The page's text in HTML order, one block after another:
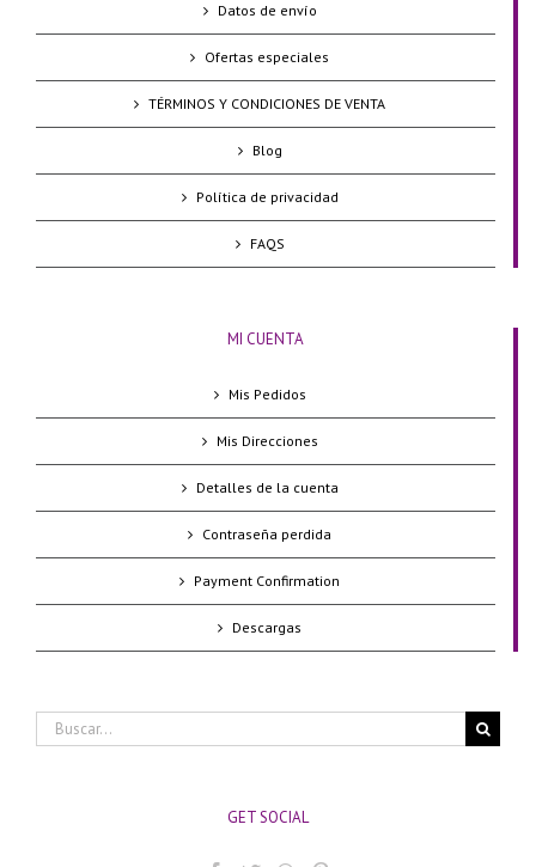
Datos de envío
Ofertas especiales
TÉRMINOS Y CONDICIONES DE VENTA
Blog
Política de privacidad
FAQS
MI CUENTA
Mis Pedidos
Mis Direcciones
Detalles de la cuenta
Contraseña perdida
Payment Confirmation
Descargas
Buscar:
GET SOCIAL